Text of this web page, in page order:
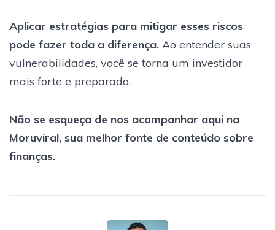
Aplicar estratégias para mitigar esses riscos
pode fazer toda a diferença. Ao entender suas
vulnerabilidades, você se torna um investidor
mais forte e preparado.
Não se esqueça de nos acompanhar aqui na
Moruviral, sua melhor fonte de conteúdo sobre
finanças.